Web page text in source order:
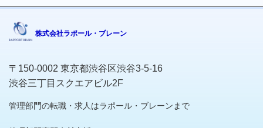
株式会社ラポール・ブレーン
〒150-0002 東京都渋谷区渋谷3-5-16
渋谷三丁目スクエアビル2F
管理部門の転職・求人はラポール・ブレーンまで